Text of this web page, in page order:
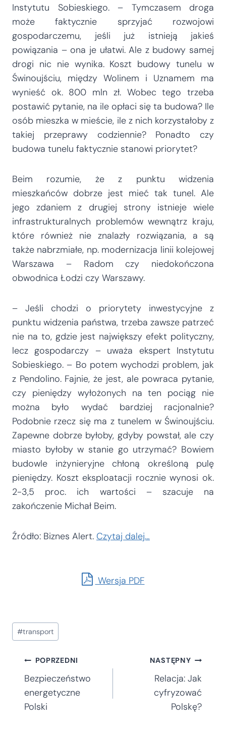
Instytutu Sobieskiego. – Tymczasem droga
może faktycznie sprzyjać rozwojowi
gospodarczemu, jeśli już istnieją jakieś
powiązania – ona je ułatwi. Ale z budowy samej
drogi nic nie wynika. Koszt budowy tunelu w
Świnoujściu, między Wolinem i Uznamem ma
wynieść ok. 800 mln zł. Wobec tego trzeba
postawić pytanie, na ile opłaci się ta budowa? Ile
osób mieszka w mieście, ile z nich korzystałoby z
takiej przeprawy codziennie? Ponadto czy
budowa tunelu faktycznie stanowi priorytet?
Beim rozumie, że z punktu widzenia
mieszkańców dobrze jest mieć tak tunel. Ale
jego zdaniem z drugiej strony istnieje wiele
infrastrukturalnych problemów wewnątrz kraju,
które również nie znalazły rozwiązania, a są
także nabrzmiałe, np. modernizacja linii kolejowej
Warszawa – Radom czy niedokończona
obwodnica Łodzi czy Warszawy.
– Jeśli chodzi o priorytety inwestycyjne z
punktu widzenia państwa, trzeba zawsze patrzeć
nie na to, gdzie jest największy efekt polityczny,
lecz gospodarczy – uważa ekspert Instytutu
Sobieskiego. – Bo potem wychodzi problem, jak
z Pendolino. Fajnie, że jest, ale powraca pytanie,
czy pieniędzy wyłożonych na ten pociąg nie
można było wydać bardziej racjonalnie?
Podobnie rzecz się ma z tunelem w Świnoujściu.
Zapewne dobrze byłoby, gdyby powstał, ale czy
miasto byłoby w stanie go utrzymać? Bowiem
budowle inżynieryjne chłoną określoną pulę
pieniędzy. Koszt eksploatacji rocznie wynosi ok.
2-3,5 proc. ich wartości – szacuje na
zakończenie Michał Beim.
Źródło: Biznes Alert. Czytaj dalej…
Wersja PDF
Tagi
wpisu:
#transport
Nawigacja
wpisu
POPRZEDNI
Bezpieczeństwo
energetyczne
Polski
NASTĘPNY
Relacja: Jak
cyfryzować
Polskę?